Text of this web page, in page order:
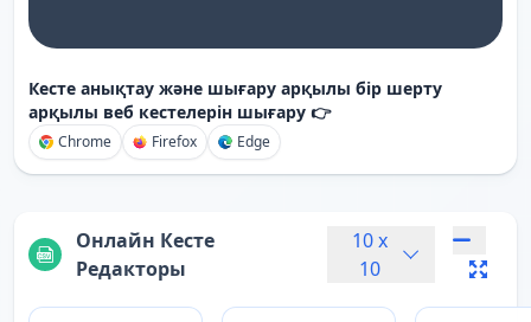
Кесте анықтау және шығару арқылы бір шерту
арқылы веб кестелерін шығару 👉
Chrome Firefox Edge
Онлайн Кесте
Редакторы
10x
10